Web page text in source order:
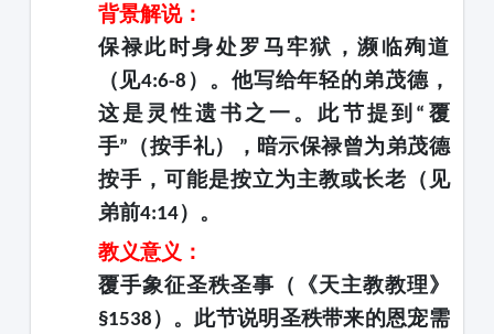
背景解说：
保禄此时身处罗马牢狱，濒临殉道
（见4:6-8 ）。他写给年轻的弟茂德，
这是灵性遗书之一。此节提到 “ 覆
手”
（按手礼），暗示保禄曾为弟茂德
按手，可能是按立为主教或长老（见
弟前4:14）。
教义意义：
覆手象征圣秩圣事（《天主教教理》
§1538 ）。此节说明圣秩带来的恩宠需